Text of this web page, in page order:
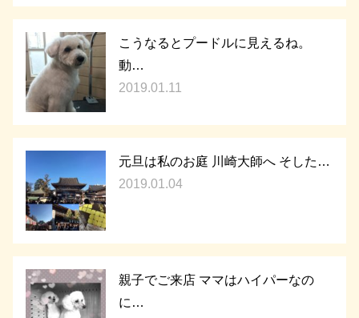
こうなるとプードルに見えるね。
動…
2019.01.11
元旦は私のお庭 川崎大師へ そした…
2019.01.04
親子でご来店 ママはハイパーなの
に…